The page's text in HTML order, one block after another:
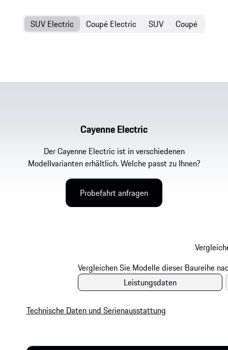
SUV Electric Coupé Electric SUV Coupé
Cayenne Electric
Der Cayenne Electric ist in verschiedenen
Modellvarianten erhältlich. Welche passt zu Ihnen?
Probefahrt anfragen
Leistungsdaten
Technische Daten und Serienausstattung